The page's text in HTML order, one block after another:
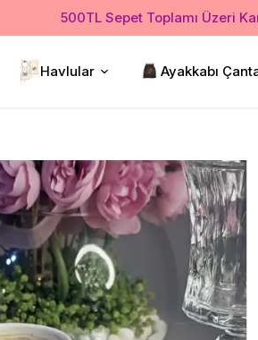
500TL Sepet Toplamı Üzeri
Havlular Ayakkabı